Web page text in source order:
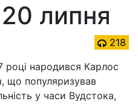
липня
218
році народився Карлос
що популяризував
у часи Вудстока,